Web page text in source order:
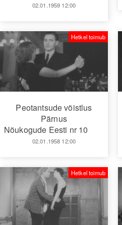
02.01.1959 12:00
Peotantsude võistlus
Pärnus
Nõukogude Eesti nr 10
02.01.1958 12:00
Hetkel toimub
Hetkel toimub